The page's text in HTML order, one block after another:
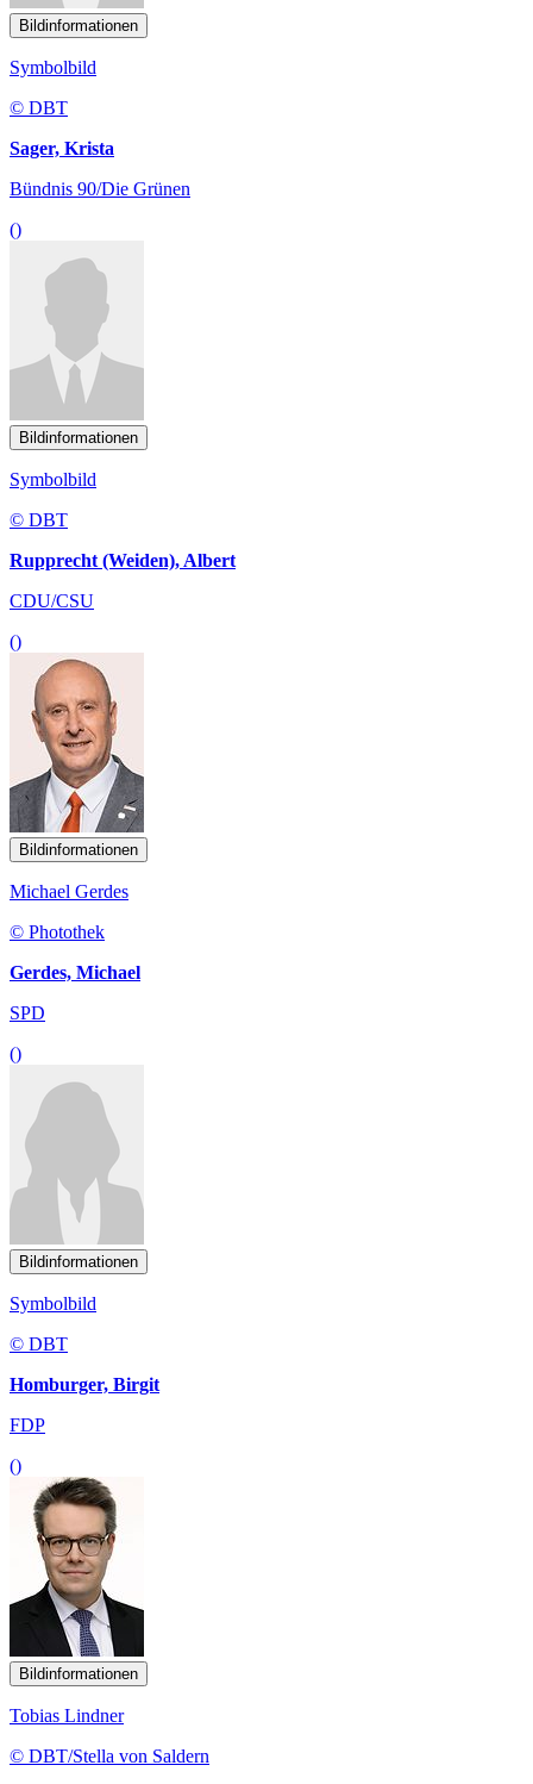
Bildinformationen
Symbolbild
© DBT
Sager, Krista
Bündnis 90/Die Grünen
()
Bildinformationen
Symbolbild
© DBT
Rupprecht (Weiden), Albert
CDU/CSU
()
Bildinformationen
Michael Gerdes
© Photothek
Gerdes, Michael
SPD
()
Bildinformationen
Symbolbild
© DBT
Homburger, Birgit
FDP
()
Bildinformationen
Tobias Lindner
© DBT/Stella von Saldern